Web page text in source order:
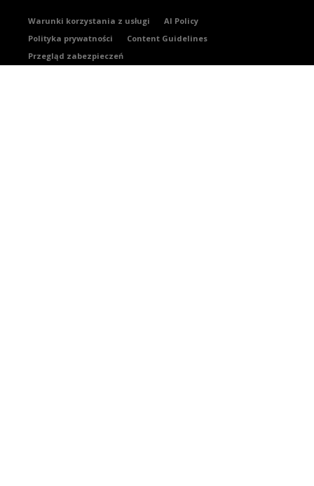
Warunki korzystania z usługi
AI Policy
Polityka prywatności
Content Guidelines
Przegląd zabezpieczeń